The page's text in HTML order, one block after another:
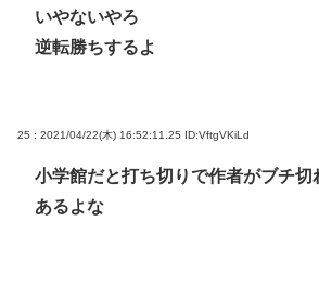
いやないやろ
逆転勝ちするよ
25 : 2021/04/22(木) 16:52:11.25 ID:VftgVKiLd
小学館だと打ち切りで作者がブチ切
あるよな